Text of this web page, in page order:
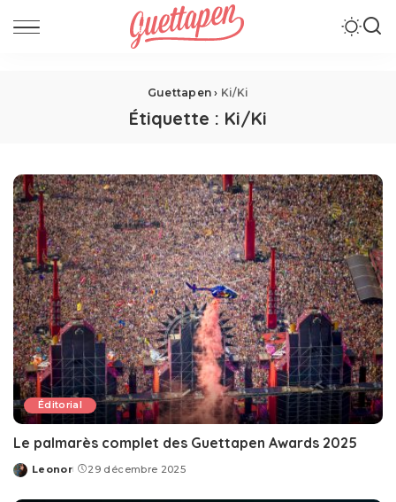
Guettapen › Ki/Ki
Étiquette : Ki/Ki
Éditorial
Le palmarès complet des Guettapen Awards 2025
Posted
Leonor 29 décembre 2025